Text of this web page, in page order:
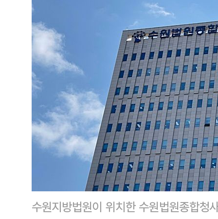
수원지방법원이 위치한 수원법원종합